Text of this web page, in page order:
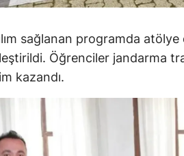
Isparta
Mersin
İzmir
sağlanan programda atölye
Öğrenciler jandarma
kazandı.